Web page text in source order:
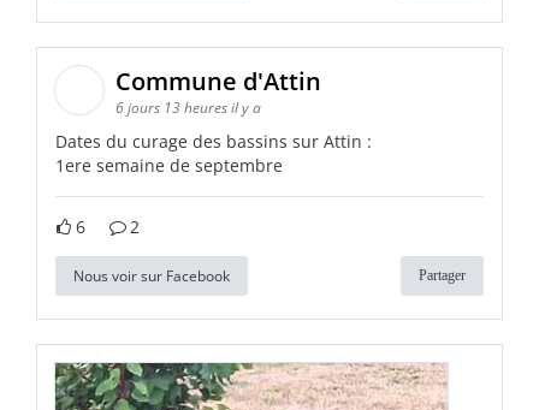
Commune d'Attin
6 jours 13 heures il y a
Dates du curage des bassins sur Attin :
1ere semaine de septembre
6 2
Nous voir sur Facebook Partager